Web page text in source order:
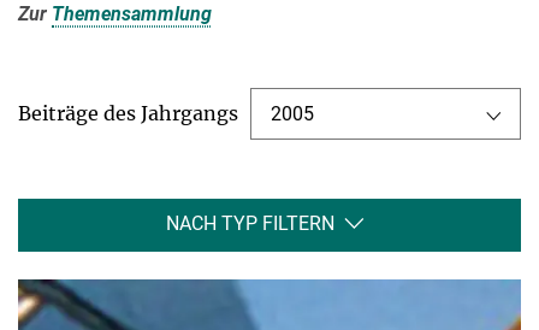
Zur Themensammlung
Beiträge des Jahrgangs 2005
NACH TYP FILTERN